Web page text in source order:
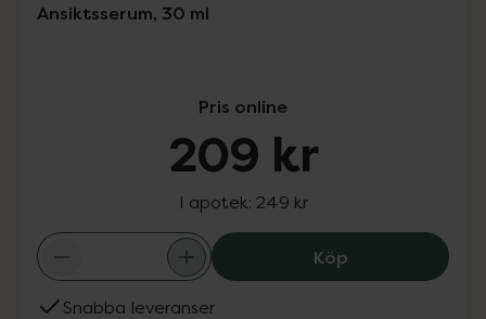
Ansiktsserum, 30 ml
Pris online
209 kr
I apotek: 249 kr
KöpACO Face
Snabba leveranser